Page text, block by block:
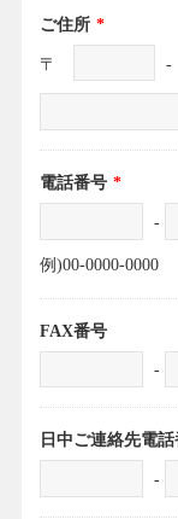
ご住所 *
〒 -
電話番号 *
-
例)00-0000-0000
FAX番号
-
日中ご連絡先電
-